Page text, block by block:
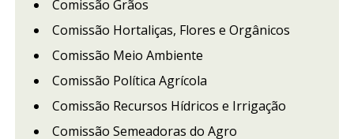
Comissão Grãos
Comissão Hortaliças, Flores e Orgânicos
Comissão Meio Ambiente
Comissão Política Agrícola
Comissão Recursos Hídricos e Irrigação
Comissão Semeadoras do Agro